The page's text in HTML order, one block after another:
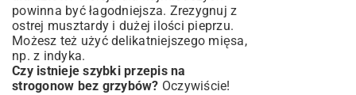
powinna być łagodniejsza. Zrezygnuj z
ostrej musztardy i dużej ilości pieprzu.
Możesz też użyć delikatniejszego mięsa,
np. z indyka.
Czy istnieje szybki przepis na
strogonow bez grzybów? Oczywiście!